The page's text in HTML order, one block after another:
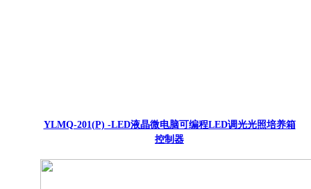
YLMQ-201(P) -LED液晶微电脑可编程LED调光光照培养箱
控制器